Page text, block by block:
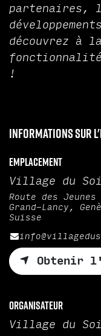
partenaires,
découvrez à
!
Informations sur
Emplacement
Village du
Route des Jeunes
Grand-Lancy,
Suisse
Obtenir
Organisateur
Village du